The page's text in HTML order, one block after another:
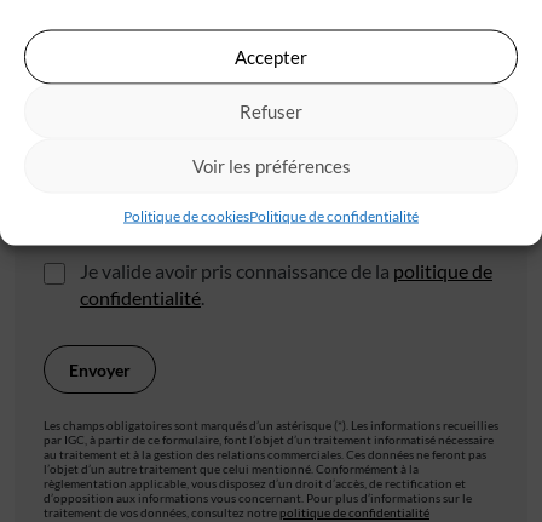
Accepter
Refuser
Voir les préférences
Politique de cookiesPolitique de confidentialité
Code postal*
J'accepte de recevoir les offres d'IGC
Je valide avoir pris connaissance de la politique de
confidentialité.
Les champs obligatoires sont marqués d’un astérisque (*). Les informations recueillies
par IGC, à partir de ce formulaire, font l’objet d’un traitement informatisé nécessaire
au traitement et à la gestion des relations commerciales. Ces données ne feront pas
l’objet d’un autre traitement que celui mentionné. Conformément à la
règlementation applicable, vous disposez d’un droit d’accès, de rectification et
d’opposition aux informations vous concernant. Pour plus d’informations sur le
traitement de vos données, consultez notre politique de confidentialité